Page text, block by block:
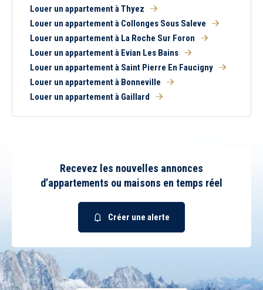
Louer un appartement à Thyez
Louer un appartement à Collonges Sous Saleve
Louer un appartement à La Roche Sur Foron
Louer un appartement à Evian Les Bains
Louer un appartement à Saint Pierre En Faucigny
Louer un appartement à Bonneville
Louer un appartement à Gaillard
Recevez les nouvelles annonces
d’appartements ou maisons en temps réel
Créer une alerte